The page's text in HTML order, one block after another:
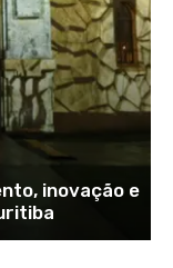
inovação e